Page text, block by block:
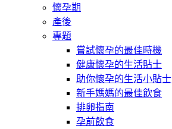
懷孕期
產後
專題
嘗試懷孕的最佳時機
健康懷孕的生活貼士
助你懷孕的生活小貼士
新手媽媽的最佳飲食
排卵指南
孕前飲食